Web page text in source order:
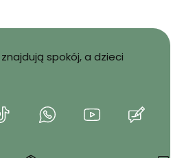
Sprawdź
i reklamacji
spokój, a dzieci
(Otwiera(Otwiera(Otwiera